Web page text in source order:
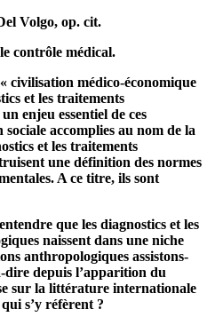
Volgo, op. cit.
contrôle médical.
civilisation médico-économique
et les traitements
enjeu essentiel de ces
accomplies au nom de la
et les traitements
une définition des normes
A ce titre, ils sont
que les diagnostics et les
naissent dans une niche
anthropologiques assistons-
dire depuis l’apparition du
sur la littérature internationale
s’y réfèrent ?